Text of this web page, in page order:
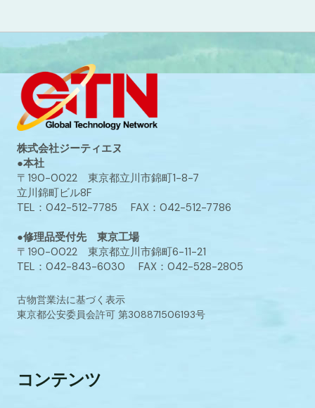
株式会社ジーティエヌ
●本社
〒190-0022 東京都立川市錦町1-8-7
立川錦町ビル8F
TEL：042-512-7785 FAX：042-512-7786
●修理品受付先 東京工場
〒190-0022 東京都立川市錦町6-11-21
TEL：042-843-6030 FAX：042-528-2805
古物営業法に基づく表示
東京都公安委員会許可 第308871506193号
コンテンツ